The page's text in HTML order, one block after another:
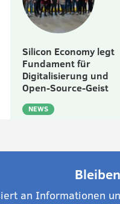
Silicon Economy legt
Fundament für
Digitalisierung und
Open-Source-Geist
NEWS
an Informationen